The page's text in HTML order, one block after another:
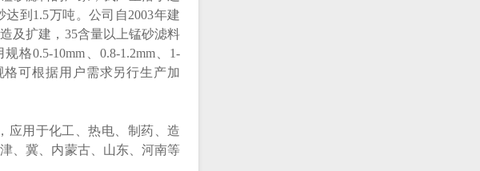
到1.5万吨。公司自2003年建
及扩建，35含量以上锰砂滤料
格0.5-10mm、0.8-1.2mm、1-
格可根据用户需求另行生产加
用于化工、热电、制药、造
、冀、内蒙古、山东、河南等